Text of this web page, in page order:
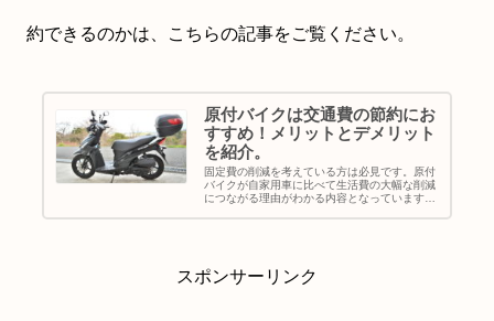
約できるのかは、こちらの記事をご覧ください。
原付バイクは交通費の節約にお
すすめ！メリットとデメリット
を紹介。
固定費の削減を考えている方は必見です。原付
バイクが自家用車に比べて生活費の大幅な削減
につながる理由がわかる内容となっています。
スポンサーリンク